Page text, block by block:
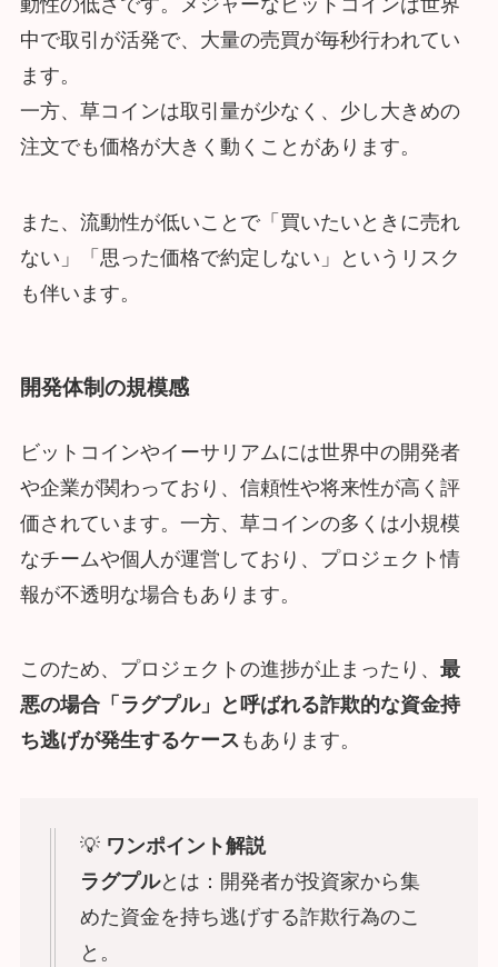
動性の低さです。メジャーなビットコインは世界
中で取引が活発で、大量の売買が毎秒行われてい
ます。
一方、草コインは取引量が少なく、少し大きめの
注文でも価格が大きく動くことがあります。
また、流動性が低いことで「買いたいときに売れ
ない」「思った価格で約定しない」というリスク
も伴います。
開発体制の規模感
ビットコインやイーサリアムには世界中の開発者
や企業が関わっており、信頼性や将来性が高く評
価されています。一方、草コインの多くは小規模
なチームや個人が運営しており、プロジェクト情
報が不透明な場合もあります。
このため、プロジェクトの進捗が止まったり、 最
悪の場合「ラグプル」と呼ばれる詐欺的な資金持
ち逃げが発生するケース もあります。
💡 ワンポイント解説
ラグプルとは：開発者が投資家から集
めた資金を持ち逃げする詐欺行為のこ
と。